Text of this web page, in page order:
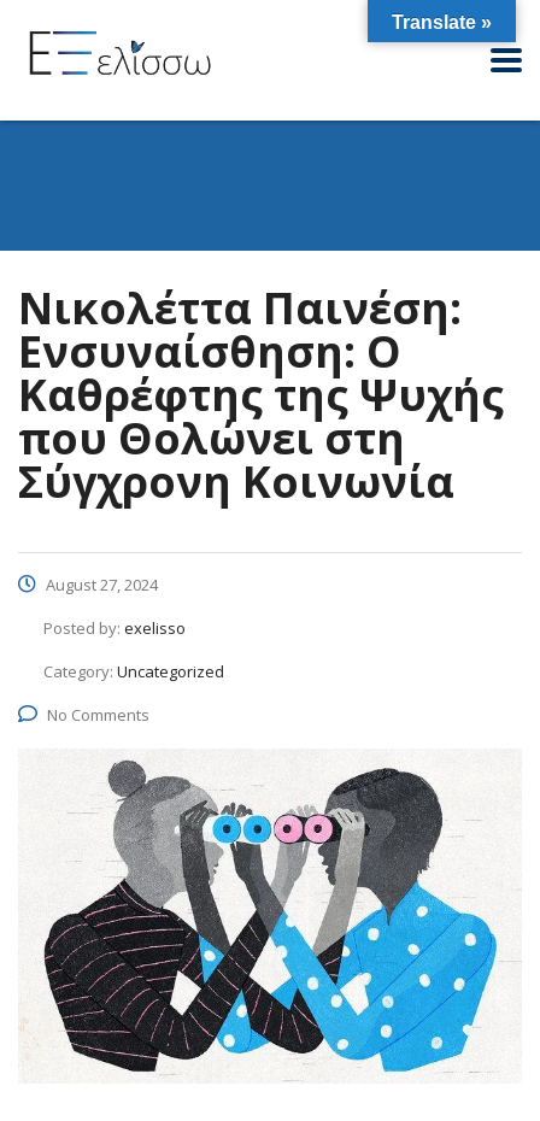
Nικολέττα Παινέση:
Ενσυναίσθηση: Ο
Καθρέφτης της Ψυχής
που Θολώνει στη
Σύγχρονη Κοινωνία
August 27, 2024
Posted by: exelisso
Category: Uncategorized
No Comments
Translate »